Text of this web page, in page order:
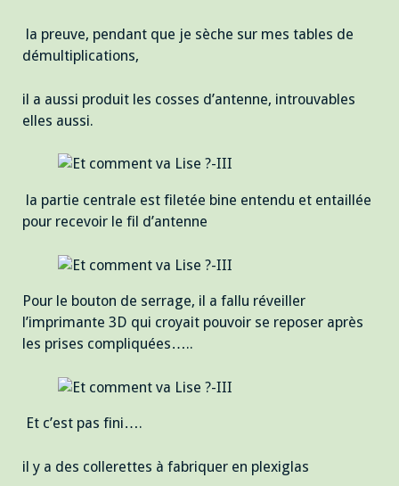
la preuve, pendant que je sèche sur mes tables de
démultiplications,
il a aussi produit les cosses d’antenne, introuvables
elles aussi.
la partie centrale est filetée bine entendu et entaillée
pour recevoir le fil d’antenne
Pour le bouton de serrage, il a fallu réveiller
l’imprimante 3D qui croyait pouvoir se reposer après
les prises compliquées…..
Et c’est pas fini….
il y a des collerettes à fabriquer en plexiglas